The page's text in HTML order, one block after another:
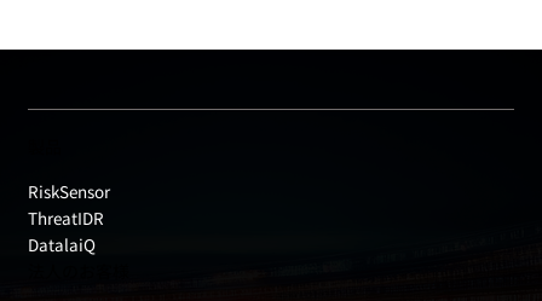
RiskSensor
ThreatIDR
DatalaiQ